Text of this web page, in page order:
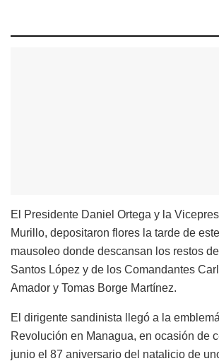
El Presidente Daniel Ortega y la
Murillo, depositaron flores la tarde de
mausoleo donde descansan los restos
Santos López y de los Comandantes
Amador y Tomas Borge Martínez.
El dirigente sandinista llegó a la
Revolución en Managua, en ocasión de
junio el 87 aniversario del natalicio de